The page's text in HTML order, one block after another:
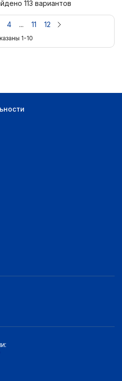
113 вариантов
4 ... 11 12
1-10